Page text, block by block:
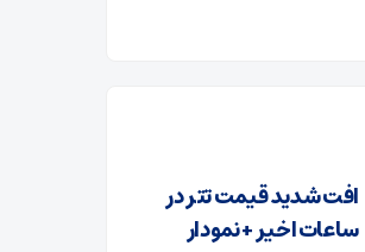
افت شدید قیمت تتر در
ساعات اخیر + نمودار